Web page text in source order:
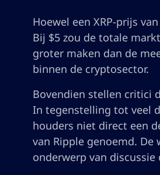
Hoewel een XRP-prijs
Bij $5 zou de totale
groter maken dan de
binnen de cryptosector.
Bovendien stellen critici
In tegenstelling tot veel
houders niet direct een
van Ripple genoemd.
onderwerp van